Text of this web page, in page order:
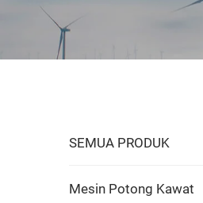
SEMUA PRODUK
Mesin Potong Kawat